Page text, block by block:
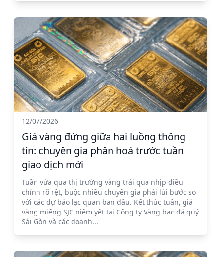
12/07/2026
Giá vàng đứng giữa hai luồng thông
tin: chuyên gia phân hoá trước tuần
giao dịch mới
Tuần vừa qua thị trường vàng trải qua nhịp điều
chỉnh rõ rệt, buộc nhiều chuyên gia phải lùi bước so
với các dự báo lạc quan ban đầu. Kết thúc tuần, giá
vàng miếng SJC niêm yết tại Công ty Vàng bạc đá quý
Sài Gòn và các doanh...